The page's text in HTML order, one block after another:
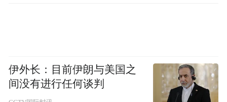
伊外长：目前伊朗与美国之
间没有进行任何谈判